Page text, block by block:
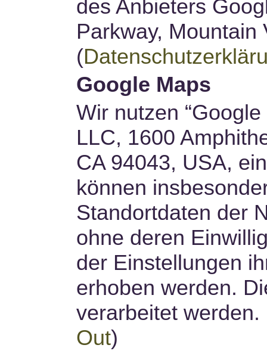
des Anbieters
Parkway, Mountain
(
Google Maps
Wir nutzen
LLC, 1600
CA 94043, USA,
können
Standortdaten der
ohne deren
der Einstellungen
erhoben werden.
verarbeitet werden.
Out)